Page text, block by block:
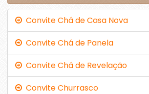
Convite Chá de Casa Nova
Convite Chá de Panela
Convite Chá de Revelação
Convite Churrasco